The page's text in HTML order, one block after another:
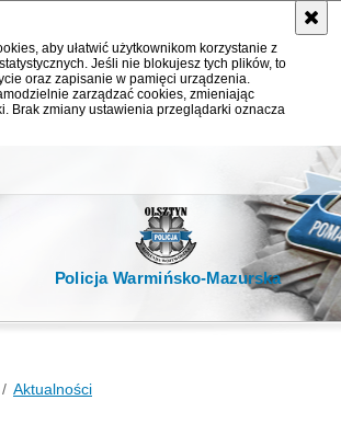
aby ułatwić użytkownikom korzystanie z
Jeśli nie blokujesz tych plików, to
oraz zapisanie w pamięci urządzenia.
zarządzać cookies, zmieniając
Brak zmiany ustawienia przeglądarki oznacza
Policja Warmińsko-Mazurska
Aktualności